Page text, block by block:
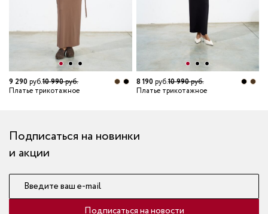
9 290руб.10 990руб.
Платье трикотажное
8 190руб.10 990руб.
Платье трикотажное
Подписаться на новинки
и акции
Введите ваш e-mail
Подписаться на новости